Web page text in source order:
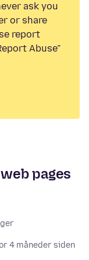
ask you
or share
report
Abuse”
pages
4 måneder siden